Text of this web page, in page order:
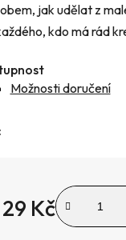
jak udělat z
kdo má rád
Možnosti doručení
29 Kč
Měrná cena: